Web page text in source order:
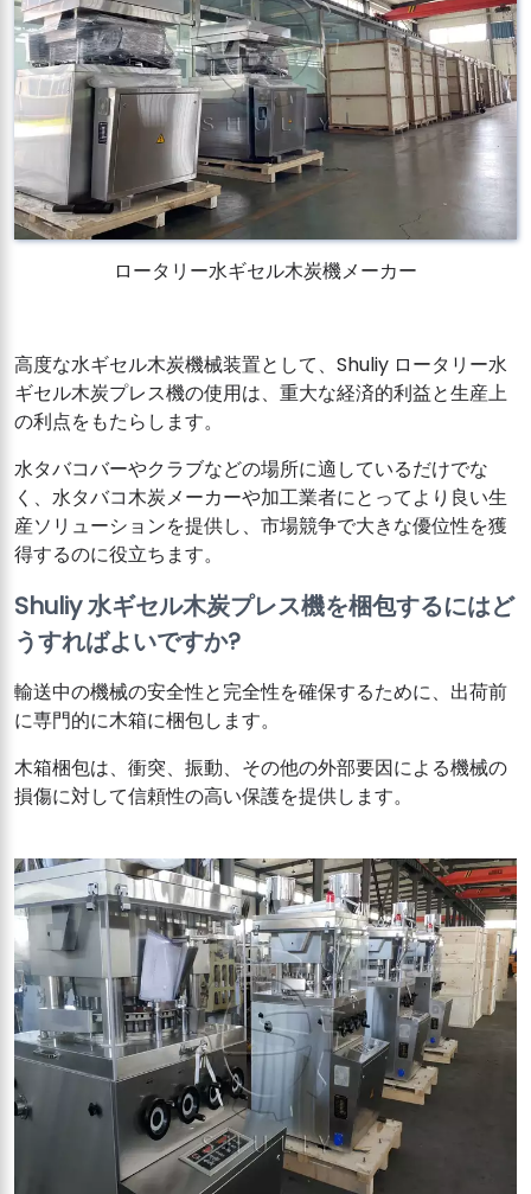
ロータリー水ギセル木炭機メーカー
高度な水ギセル木炭機械装置として、Shuliy ロータリー水
ギセル木炭プレス機の使用は、重大な経済的利益と生産上
の利点をもたらします。
水タバコバーやクラブなどの場所に適しているだけでな
く、水タバコ木炭メーカーや加工業者にとってより良い生
産ソリューションを提供し、市場競争で大きな優位性を獲
得するのに役立ちます。
Shuliy 水ギセル木炭プレス機を梱包するにはど
うすればよいですか?
輸送中の機械の安全性と完全性を確保するために、出荷前
に専門的に木箱に梱包します。
木箱梱包は、衝突、振動、その他の外部要因による機械の
損傷に対して信頼性の高い保護を提供します。